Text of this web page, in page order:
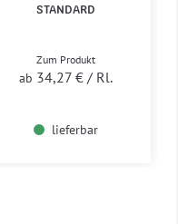
STANDARD
Zum Produkt
ab 34,27 € / Rl.
lieferbar